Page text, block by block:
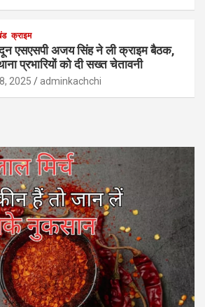
क्राइम
एसएसपी अजय सिंह ने ली क्राइम बैठक,
प्रभारियों को दी सख्त चेतावनी
2025 adminkachchi